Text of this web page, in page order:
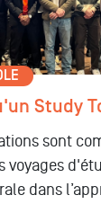
Study
sont
voyages
dans